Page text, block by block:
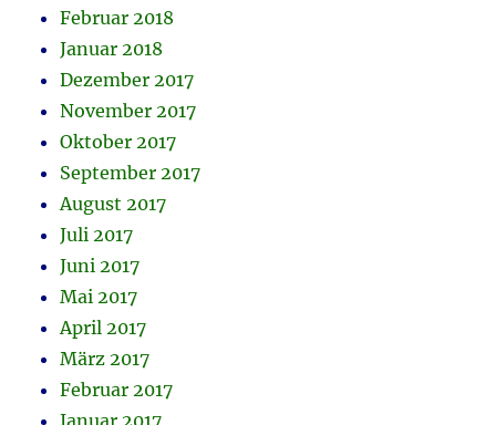
Februar 2018
Januar 2018
Dezember 2017
November 2017
Oktober 2017
September 2017
August 2017
Juli 2017
Juni 2017
Mai 2017
April 2017
März 2017
Februar 2017